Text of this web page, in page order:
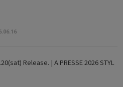
Release. | A.PRESSE 2026 STYL